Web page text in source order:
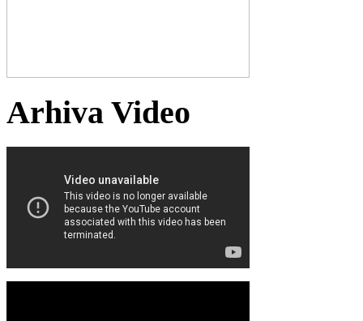
Arhiva Video